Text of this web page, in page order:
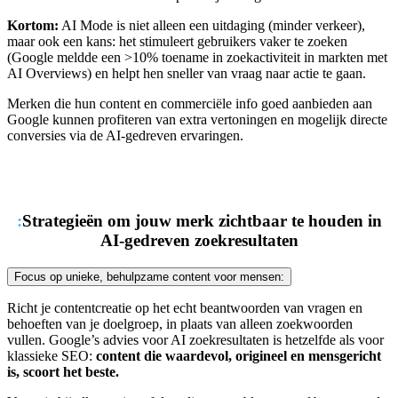
Kortom: AI Mode is niet alleen een uitdaging (minder verkeer),
maar ook een kans: het stimuleert gebruikers vaker te zoeken
(Google meldde een >10% toename in zoekactiviteit in markten met
AI Overviews) en helpt hen sneller van vraag naar actie te gaan.
Merken die hun content en commerciële info goed aanbieden aan
Google kunnen profiteren van extra vertoningen en mogelijk directe
conversies via de AI-gedreven ervaringen.
:Strategieën om jouw merk zichtbaar te houden in
AI-gedreven zoekresultaten
Focus op unieke, behulpzame content voor mensen:
Richt je contentcreatie op het echt beantwoorden van vragen en
behoeften van je doelgroep, in plaats van alleen zoekwoorden
vullen. Google’s advies voor AI zoekresultaten is hetzelfde als voor
klassieke SEO: content die waardevol, origineel en mensgericht
is, scoort het beste.